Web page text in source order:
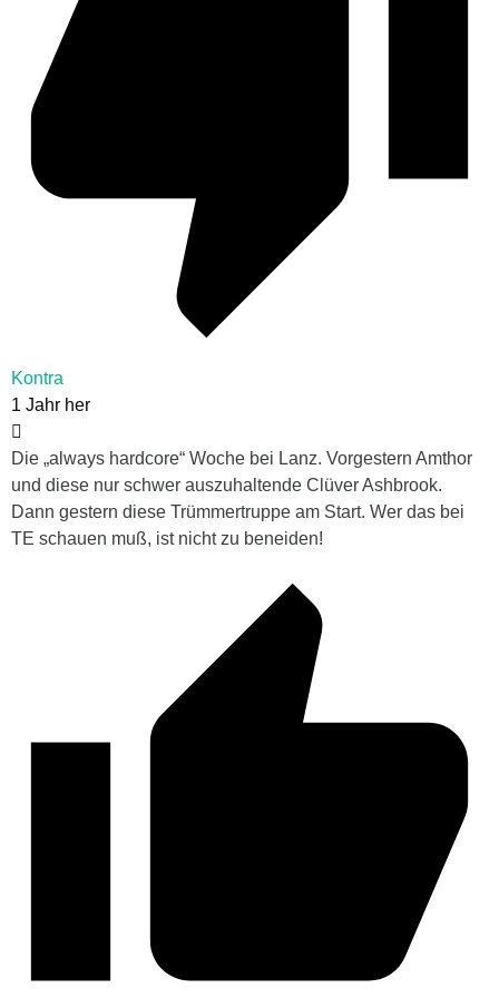
Kontra
1 Jahr her
Die „always hardcore“ Woche bei Lanz. Vorgestern Amthor
und diese nur schwer auszuhaltende Clüver Ashbrook.
Dann gestern diese Trümmertruppe am Start. Wer das bei
TE schauen muß, ist nicht zu beneiden!